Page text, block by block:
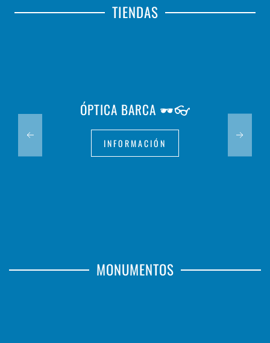
TIENDAS
ÓPTICA BARCA 🕶️👓
INFORMACIÓN
MONUMENTOS